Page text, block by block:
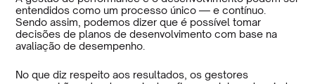
entendidos como um processo único — e contínuo.
Sendo assim, podemos dizer que é possível tomar
decisões de planos de desenvolvimento com base na
avaliação de desempenho.
No que diz respeito aos resultados, os gestores